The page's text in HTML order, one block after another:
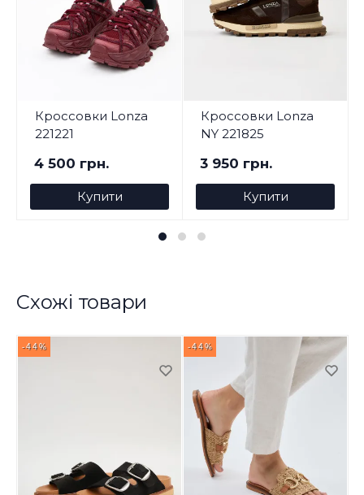
Кроссовки Lonza
221221
4 500 грн.
Купити
Кроссовки Lonza
NY 221825
3 950 грн.
Купити
Схожі товари
-44% -44%